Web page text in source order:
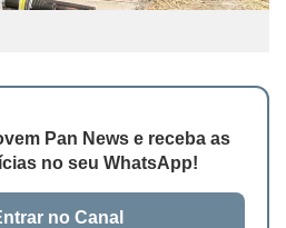
Pan News e receba as
no seu WhatsApp!
no Canal